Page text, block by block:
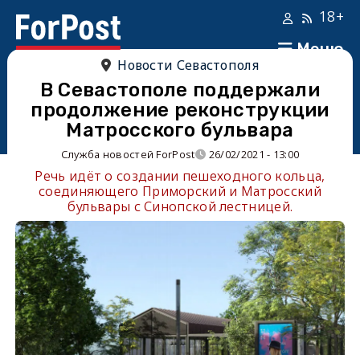
Меню
18+
Новости Севастополя
В Севастополе поддержали
продолжение реконструкции
Матросского бульвара
Служба новостей ForPost 26/02/2021 - 13:00
Речь идёт о создании пешеходного кольца,
соединяющего Приморский и Матросский
бульвары с Синопской лестницей.